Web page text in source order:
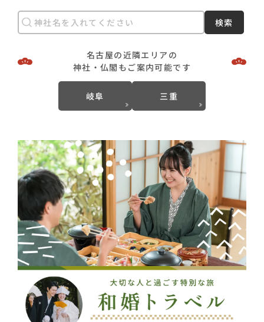
検索
名古屋の近隣エリアの
神社・仏閣もご案内可能です
岐阜 三重